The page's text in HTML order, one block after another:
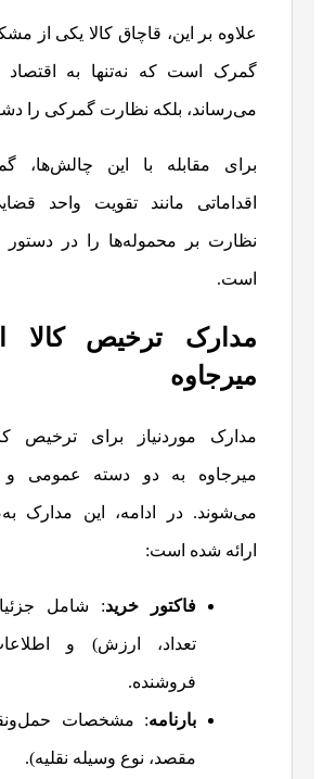
علاوه بر این، قاچاق کالا یکی از
گمرک است که نه‌تنها به
می‌رساند، بلکه نظارت گمرکی را
برای مقابله با این چالش‌ها،
اقداماتی مانند تقویت واحد
نظارت بر محموله‌ها را در دستور
است.
مدارک ترخیص کالا
میرجاوه
مدارک موردنیاز برای ترخیص
میرجاوه به دو دسته عمومی
می‌شوند. در ادامه، این مدارک
ارائه شده است:
فاکتور خرید: شامل
تعداد، ارزش) و
فروشنده.
بارنامه: مشخصات
مقصد، نوع وسیله نقلیه).